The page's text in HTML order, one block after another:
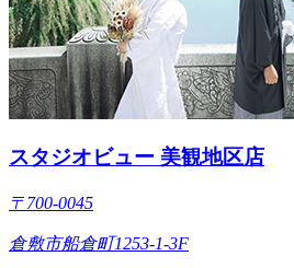
スタジオビュー 美観地区店
〒700-0045
倉敷市船倉町1253-1-3F